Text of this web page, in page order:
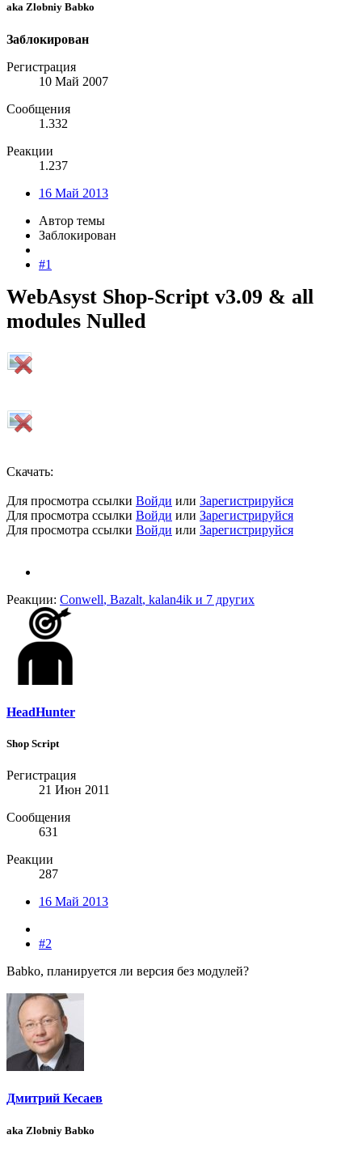
aka Zlobniy Babko
Заблокирован
Регистрация
10 Май 2007
Сообщения
1.332
Реакции
1.237
16 Май 2013
Автор темы
Заблокирован
#1
WebAsyst Shop-Script v3.09 & all
modules Nulled
Скачать:
Для просмотра ссылки Войди или Зарегистрируйся
Для просмотра ссылки Войди или Зарегистрируйся
Для просмотра ссылки Войди или Зарегистрируйся
Реакции: Conwell, Bazalt, kalan4ik и 7 других
HeadHunter
Shop Script
Регистрация
21 Июн 2011
Сообщения
631
Реакции
287
16 Май 2013
#2
Babko, планируется ли версия без модулей?
Дмитрий Кесаев
aka Zlobniy Babko